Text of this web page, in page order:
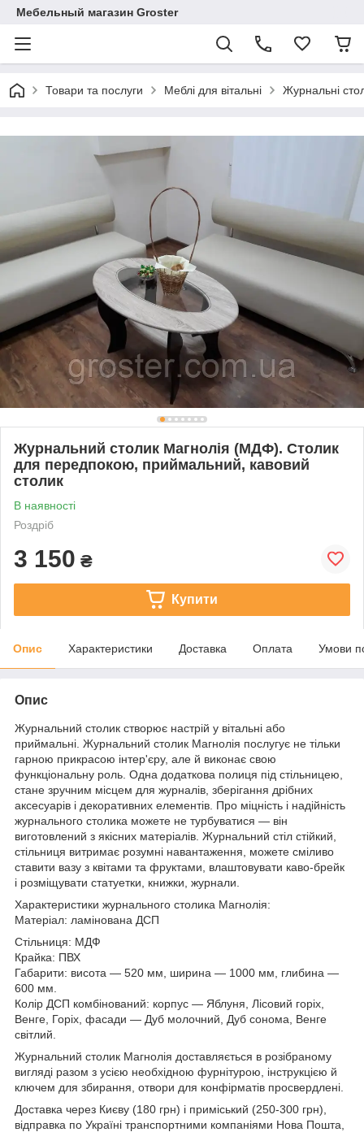
Мебельный магазин Groster
Товари та послуги Меблі для вітальні Журнальні
Журнальний столик Магнолія (МДФ). Столик
для передпокою, приймальний, кавовий
столик
В наявності
Роздріб
3 150 ₴
Купити
Опис Характеристики Доставка Оплата Умови
Опис
Журнальний столик створює настрій у вітальні або
приймальні. Журнальний столик Магнолія послугує не тільки
гарною прикрасою інтер'єру, але й виконає свою
функціональну роль. Одна додаткова полиця під стільницею,
стане зручним місцем для журналів, зберігання дрібних
аксесуарів і декоративних елементів. Про міцність і надійність
журнального столика можете не турбуватися — він
виготовлений з якісних матеріалів. Журнальний стіл стійкий,
стільниця витримає розумні навантаження, можете сміливо
ставити вазу з квітами та фруктами, влаштовувати каво-брейк
і розміщувати статуетки, книжки, журнали.
Характеристики журнального столика Магнолія:
Матеріал: ламінована ДСП
Стільниця: МДФ
Крайка: ПВХ
Габарити: висота — 520 мм, ширина — 1000 мм, глибина —
600 мм.
Колір ДСП комбінований: корпус — Яблуня, Лісовий горіх,
Венге, Горіх, фасади — Дуб молочний, Дуб сонома, Венге
світлий.
Журнальний столик Магнолія доставляється в розібраному
вигляді разом з усією необхідною фурнітурою, інструкцією й
ключем для збирання, отвори для конфірматів просвердлені.
Доставка через Києву (180 грн) і приміський (250-300 грн),
відправка по Україні транспортними компаніями Нова Пошта,